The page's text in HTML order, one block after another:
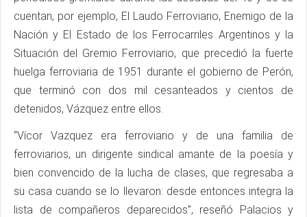
cuentan, por ejemplo, El Laudo Ferroviario, Enemigo de la
Nación y El Estado de los Ferrocarriles Argentinos y la
Situación del Gremio Ferroviario, que precedió la fuerte
huelga ferroviaria de 1951 durante el gobierno de Perón,
que terminó con dos mil cesanteados y cientos de
detenidos, Vázquez entre ellos.
“Vícor Vazquez era ferroviario y de una familia de
ferroviarios, un dirigente sindical amante de la poesía y
bien convencido de la lucha de clases, que regresaba a
su casa cuando se lo llevaron: desde entonces integra la
lista de compañeros deparecidos”, reseñó Palacios y